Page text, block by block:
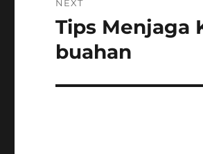
NEXT
Next
post:
Tips Menjaga
buahan